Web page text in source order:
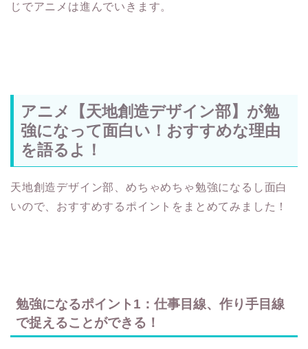
じでアニメは進んでいきます。
アニメ【天地創造デザイン部】が勉
強になって面白い！おすすめな理由
を語るよ！
天地創造デザイン部、めちゃめちゃ勉強になるし面白
いので、おすすめするポイントをまとめてみました！
勉強になるポイント1：仕事目線、作り手目線
で捉えることができる！